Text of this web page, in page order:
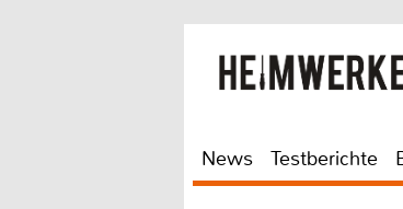
News Testberichte